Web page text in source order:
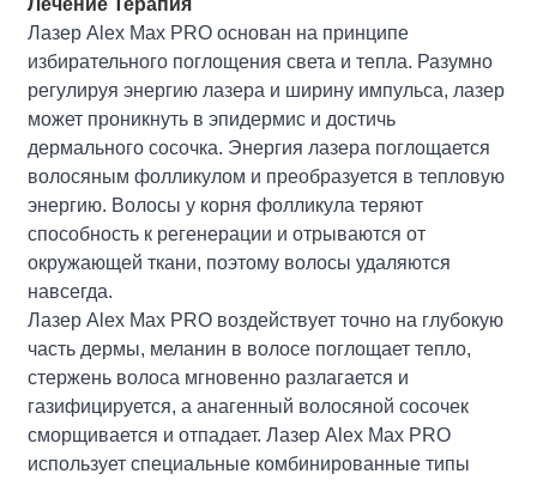
Лечение Терапия
Лазер Alex Max PRO основан на принципе
избирательного поглощения света и тепла. Разумно
регулируя энергию лазера и ширину импульса, лазер
может проникнуть в эпидермис и достичь
дермального сосочка. Энергия лазера поглощается
волосяным фолликулом и преобразуется в тепловую
энергию. Волосы у корня фолликула теряют
способность к регенерации и отрываются от
окружающей ткани, поэтому волосы удаляются
навсегда.
Лазер Alex Max PRO воздействует точно на глубокую
часть дермы, меланин в волосе поглощает тепло,
стержень волоса мгновенно разлагается и
газифицируется, а анагенный волосяной сосочек
сморщивается и отпадает. Лазер Alex Max PRO
использует специальные комбинированные типы